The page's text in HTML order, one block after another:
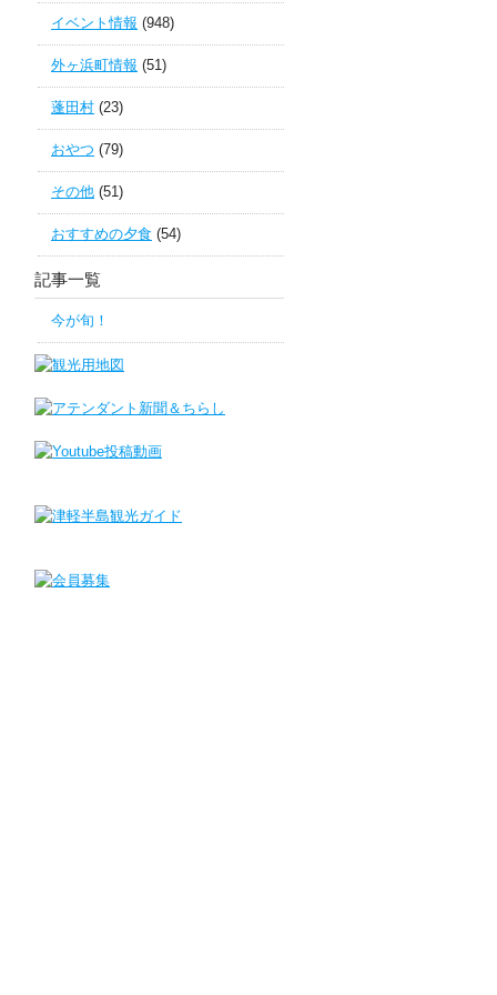
イベント情報 (948)
外ヶ浜町情報 (51)
蓬田村 (23)
おやつ (79)
その他 (51)
おすすめの夕食 (54)
記事一覧
今が旬！